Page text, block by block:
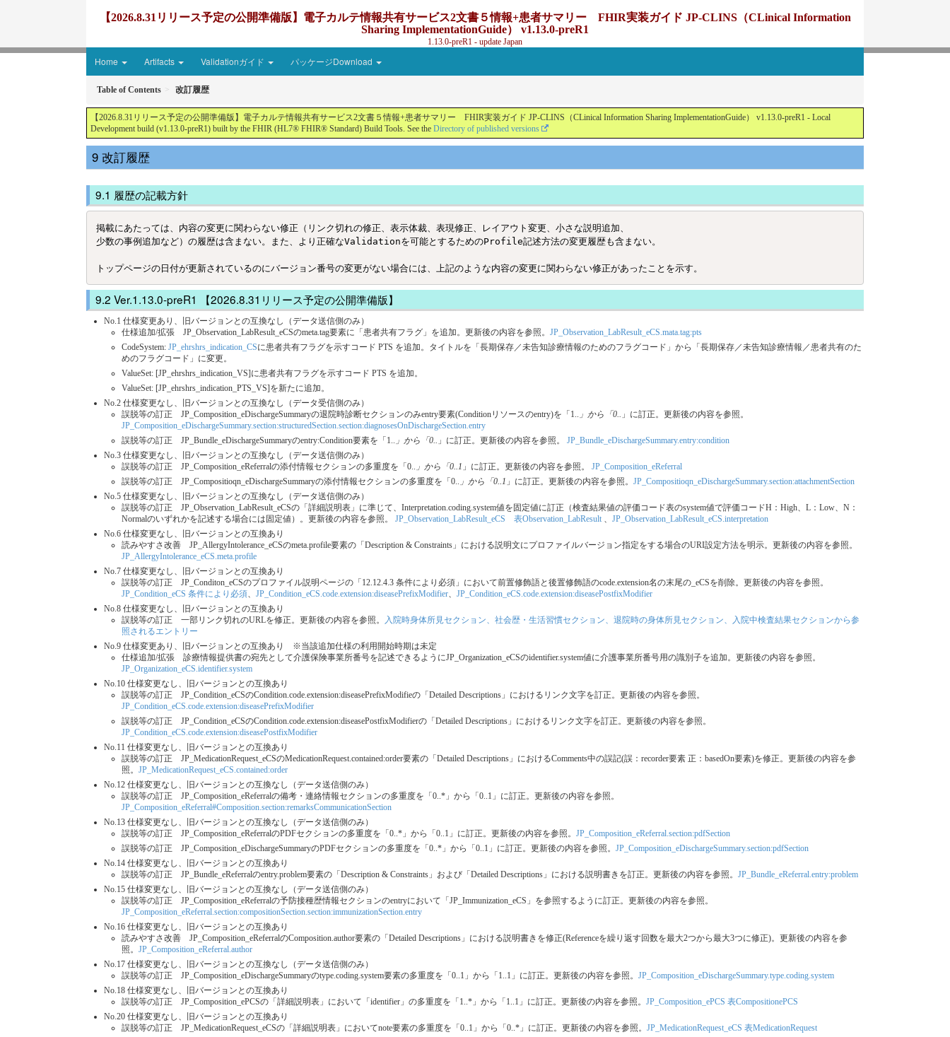
【2026.8.31リリース予定の公開準備版】電子カルテ情報共有サービス2文書５情報+患者サマリー FHIR実装ガイド JP-CLINS（CLinical Information
Sharing ImplementationGuide） v1.13.0-preR1
1.13.0-preR1 - update Japan
Home Artifacts Validationガイド パッケージDownload
Table of Contents 改訂履歴
【2026.8.31リリース予定の公開準備版】電子カルテ情報共有サービス2文書５情報+患者サマリー FHIR実装ガイド JP-CLINS（CLinical Information Sharing ImplementationGuide） v1.13.0-preR1 - Local
Development build (v1.13.0-preR1) built by the FHIR (HL7® FHIR® Standard) Build Tools. See the Directory of published versions
改訂履歴
履歴の記載方針
掲載にあたっては、内容の変更に関わらない修正（リンク切れの修正、表示体裁、表現修正、レイアウト変更、小さな説明追加、
少数の事例追加など）の履歴は含まない。また、より正確なValidationを可能とするためのProfile記述方法の変更履歴も含まない。
Ver.1.13.0-preR1 【2026.8.31リリース予定の公開準備版】
No.1 仕様変更あり、旧バージョンとの互換なし（データ送信側のみ）
仕様追加/拡張 JP_Observation_LabResult_eCSのmeta.tag要素に「患者共有フラグ」を追加。更新後の内容を参照。 JP_Observation_LabResult_eCS.mata.tag:pts
CodeSystem: JP_ehrshrs_indication_CSに患者共有フラグを示すコード PTS を追加。タイトルを「長期保存／未告知診療情報のためのフラグコード」から「長期保存／未告知診療情報／患者共有のた
めのフラグコード」に変更。
ValueSet: [JP_ehrshrs_indication_VS]に患者共有フラグを示すコード PTS を追加。
ValueSet: [JP_ehrshrs_indication_PTS_VS]を新たに追加。
No.2 仕様変更なし、旧バージョンとの互換なし（データ受信側のみ）
誤脱等の訂正 JP_Composition_eDischargeSummaryの退院時診断セクションのみentry要素(Conditionリソースのentry)を「1.. 」から「0.. 」に訂正。更新後の内容を参照。
JP_Composition_eDischargeSummary.section:structuredSection.section:diagnosesOnDischargeSection.entry
誤脱等の訂正 JP_Bundle_eDischargeSummaryのentry:Condition要素を「1.. 」から「0.. 」に訂正。更新後の内容を参照。 JP_Bundle_eDischargeSummary.entry:condition
No.3 仕様変更なし、旧バージョンとの互換なし（データ送信側のみ）
誤脱等の訂正 JP_Composition_eReferralの添付情報セクションの多重度を「0.. 」から「0..1 」に訂正。更新後の内容を参照。 JP_Composition_eReferral
誤脱等の訂正 JP_Compositioqn_eDischargeSummaryの添付情報セクションの多重度を「0.. 」から「0..1 」に訂正。更新後の内容を参照。 JP_Compositioqn_eDischargeSummary.section:attachmentSection
No.5 仕様変更なし、旧バージョンとの互換なし（データ送信側のみ）
誤脱等の訂正 JP_Observation_LabResult_eCSの「詳細説明表」に準じて、Interpretation.coding.system値を固定値に訂正（検査結果値の評価コード表のsystem値で評価コードH：High、L：Low、N：
Normalのいずれかを記述する場合には固定値）。更新後の内容を参照。 JP_Observation_LabResult_eCS 表Observation_LabResult 、 JP_Observation_LabResult_eCS.interpretation
No.6 仕様変更なし、旧バージョンとの互換あり
読みやすさ改善 JP_AllergyIntolerance_eCSのmeta.profile要素の「Description & Constraints」における説明文にプロファイルバージョン指定をする場合のURI設定方法を明示。更新後の内容を参照。
JP_AllergyIntolerance_eCS.meta.profile
No.7 仕様変更なし、旧バージョンとの互換あり
誤脱等の訂正 JP_Conditon_eCSのプロファイル説明ページの「12.12.4.3 条件により必須」において前置修飾語と後置修飾語のcode.extension名の末尾の_eCSを削除。更新後の内容を参照。
JP_Condition_eCS 条件により必須、 JP_Condition_eCS.code.extension:diseasePrefixModifier、 JP_Condition_eCS.code.extension:diseasePostfixModifier
No.8 仕様変更なし、旧バージョンとの互換あり
誤脱等の訂正 一部リンク切れのURLを修正。更新後の内容を参照。
入院時身体所見セクション、社会歴・生活習慣セクション、退院時の身体所見セクション、入院中検査結果セクションから参
照されるエントリー
No.9 仕様変更あり、旧バージョンとの互換あり ※当該追加仕様の利用開始時期は未定
仕様追加/拡張 診療情報提供書の宛先として介護保険事業所番号を記述できるようにJP_Organization_eCSのidentifier.system値に介護事業所番号用の識別子を追加。更新後の内容を参照。
JP_Organization_eCS.identifier.system
No.10 仕様変更なし、旧バージョンとの互換あり
誤脱等の訂正 JP_Condition_eCSのCondition.code.extension:diseasePrefixModifieの「Detailed Descriptions」におけるリンク文字を訂正。更新後の内容を参照。
JP_Condition_eCS.code.extension:diseasePrefixModifier
誤脱等の訂正 JP_Condition_eCSのCondition.code.extension:diseasePostfixModifierの「Detailed Descriptions」におけるリンク文字を訂正。更新後の内容を参照。
JP_Condition_eCS.code.extension:diseasePostfixModifier
No.11 仕様変更なし、旧バージョンとの互換あり
誤脱等の訂正 JP_MedicationRequest_eCSのMedicationRequest.contained:order要素の「Detailed Descriptions」におけるComments中の誤記(誤：recorder要素 正：basedOn要素)を修正。更新後の内容を参
照。 JP_MedicationRequest_eCS.contained:order
No.12 仕様変更なし、旧バージョンとの互換なし（データ送信側のみ）
誤脱等の訂正 JP_Composition_eReferralの備考・連絡情報セクションの多重度を「0..*」から「0..1」に訂正。更新後の内容を参照。
JP_Composition_eReferral#Composition.section:remarksCommunicationSection
No.13 仕様変更なし、旧バージョンとの互換なし（データ送信側のみ）
誤脱等の訂正 JP_Composition_eReferralのPDFセクションの多重度を「0..*」から「0..1」に訂正。更新後の内容を参照。 JP_Composition_eReferral.section:pdfSection
誤脱等の訂正 JP_Composition_eDischargeSummaryのPDFセクションの多重度を「0..*」から「0..1」に訂正。更新後の内容を参照。 JP_Composition_eDischargeSummary.section:pdfSection
No.14 仕様変更なし、旧バージョンとの互換あり
誤脱等の訂正 JP_Bundle_eReferralのentry.problem要素の「Description & Constraints」および「Detailed Descriptions」における説明書きを訂正。更新後の内容を参照。 JP_Bundle_eReferral.entry:problem
No.15 仕様変更なし、旧バージョンとの互換なし（データ送信側のみ）
誤脱等の訂正 JP_Composition_eReferralの予防接種歴情報セクションのentryにおいて「JP_Immunization_eCS」を参照するように訂正。更新後の内容を参照。
JP_Composition_eReferral.section:compositionSection.section:immunizationSection.entry
No.16 仕様変更なし、旧バージョンとの互換あり
読みやすさ改善 JP_Composition_eReferralのComposition.author要素の「Detailed Descriptions」における説明書きを修正(Referenceを繰り返す回数を最大2つから最大3つに修正)。更新後の内容を参
照。 JP_Composition_eReferral.author
No.17 仕様変更なし、旧バージョンとの互換なし（データ送信側のみ）
誤脱等の訂正 JP_Composition_eDischargeSummaryのtype.coding.system要素の多重度を「0..1」から「1..1」に訂正。更新後の内容を参照。 JP_Composition_eDischargeSummary.type.coding.system
No.18 仕様変更なし、旧バージョンとの互換あり
誤脱等の訂正 JP_Composition_ePCSの「詳細説明表」において「identifier」の多重度を「1..*」から「1..1」に訂正。更新後の内容を参照。 JP_Composition_ePCS 表CompositionePCS
No.20 仕様変更なし、旧バージョンとの互換あり
誤脱等の訂正 JP_MedicationRequest_eCSの「詳細説明表」においてnote要素の多重度を「0..1」から「0..*」に訂正。更新後の内容を参照。 JP_MedicationRequest_eCS 表MedicationRequest